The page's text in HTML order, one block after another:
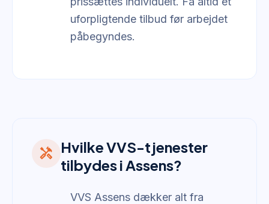
uforpligtende tilbud før arbejdet
påbegyndes.
handyman Hvilke VVS-tjenester
tilbydes i Assens?
VVS Assens dækker alt fra